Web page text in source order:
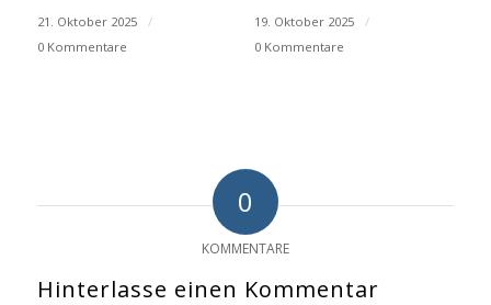
21. Oktober 2025
/
0 Kommentare
19. Oktober 2025
/
0 Kommentare
0
KOMMENTARE
Hinterlasse einen Kommentar